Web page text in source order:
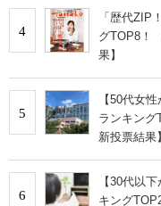
4
「歴代ZIP
グTOP8！
果】
5
【50代女
ランキン
新投票結果】
6
【30代以
キング